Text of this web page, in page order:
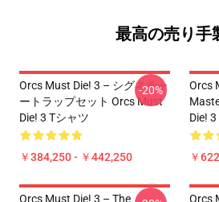
最高の売り手
Orcs Must Die! 3 – シグネチャ
ートラップセット Orcs Must
Die! 3 Tシャツ
￥384,250 - ￥442,250
-20%
Orcs
Die!
￥
Orcs Must Die! 3 – The
Orcs